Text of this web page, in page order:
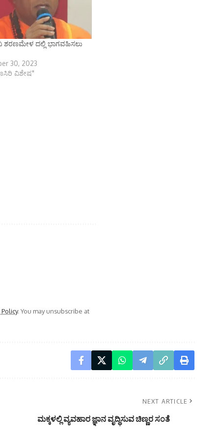
ಶರಣಮೇಳ ದಲ್ಲಿ ಭಾಗವಹಿಸಲು
30, 2023
ವಿಶೇಷ"
Policy. You may unsubscribe at
NEXT ARTICLE
ಮಕ್ಕಳಲ್ಲಿ ವ್ಯವಹಾರ ಜ್ಞಾನ ವೃದ್ಧಿಸುವ ಚಿಣ್ಣರ ಸಂತೆ